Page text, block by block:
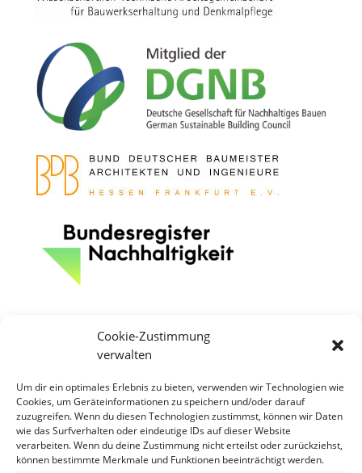
Cookie-Zustimmung
verwalten
Um dir ein optimales Erlebnis zu bieten, verwenden wir Technologien wie
Cookies, um Geräteinformationen zu speichern und/oder darauf
zuzugreifen. Wenn du diesen Technologien zustimmst, können wir Daten
wie das Surfverhalten oder eindeutige IDs auf dieser Website
verarbeiten. Wenn du deine Zustimmung nicht erteilst oder zurückziehst,
können bestimmte Merkmale und Funktionen beeinträchtigt werden.